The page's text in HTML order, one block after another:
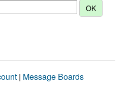
| Message Boards